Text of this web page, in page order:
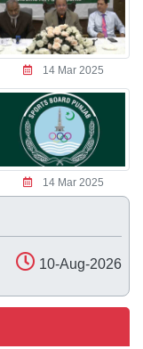
14 Mar 2025
14 Mar 2025
10-Aug-2026